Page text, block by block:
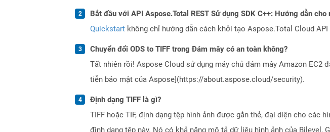
Bắt đầu với API Aspose.Total REST Sử dụng SDK C++: Hướng dẫn
Quickstart không chỉ hướng dẫn cách khởi tạo Aspose.Total Cloud
Chuyển đổi ODS to TIFF trong Đám mây có an toàn không?
Tất nhiên rồi! Aspose Cloud sử dụng máy chủ đám mây Amazon
tiễn bảo mật của Aspose](https://about.aspose.cloud/security).
Định dạng TIFF là gì?
TIFF hoặc TIF, định dạng tệp hình ảnh được gắn thẻ, đại diện cho các
định dạng tệp này. Nó có khả năng mô tả dữ liệu hình ảnh của